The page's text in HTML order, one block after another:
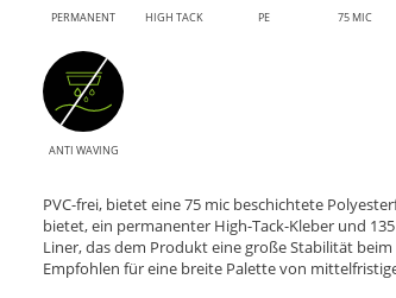
PERMANENT HIGH TACK PE 75 MIC
ANTI WAVING
PVC-frei, bietet eine 75 mic beschichtete
bietet, ein permanenter High-Tack-Kleber und
Liner, das dem Produkt eine große Stabilität
Empfohlen für eine breite Palette von